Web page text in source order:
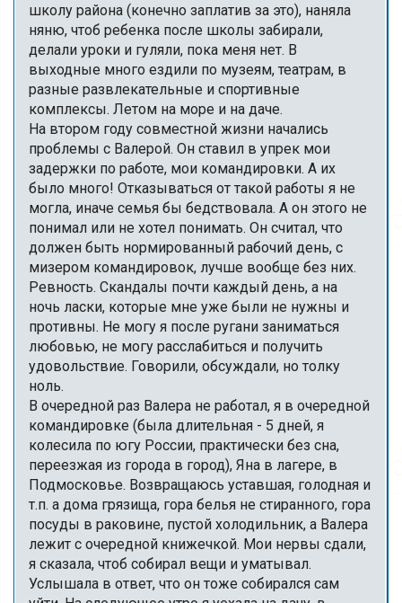
школу района (конечно заплатив за это), наняла
няню, чтоб ребенка после школы забирали,
делали уроки и гуляли, пока меня нет. В
выходные много ездили по музеям, театрам, в
разные развлекательные и спортивные
комплексы. Летом на море и на даче.
На втором году совместной жизни начались
проблемы с Валерой. Он ставил в упрек мои
задержки по работе, мои командировки. А их
было много! Отказываться от такой работы я не
могла, иначе семья бы бедствовала. А он этого не
понимал или не хотел понимать. Он считал, что
должен быть нормированный рабочий день, с
мизером командировок, лучше вообще без них.
Ревность. Скандалы почти каждый день, а на
ночь ласки, которые мне уже были не нужны и
противны. Не могу я после ругани заниматься
любовью, не могу расслабиться и получить
удовольствие. Говорили, обсуждали, но толку
ноль.
В очередной раз Валера не работал, я в очередной
командировке (была длительная - 5 дней, я
колесила по югу России, практически без сна,
переезжая из города в город), Яна в лагере, в
Подмосковье. Возвращаюсь уставшая, голодная и
т.п. а дома грязища, гора белья не стиранного, гора
посуды в раковине, пустой холодильник, а Валера
лежит с очередной книжечкой. Мои нервы сдали,
я сказала, чтоб собирал вещи и уматывал.
Услышала в ответ, что он тоже собирался сам